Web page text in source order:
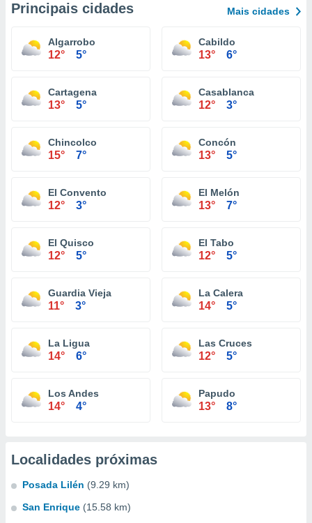
Principais cidades Mais cidades
Algarrobo
12° 5°
Cabildo
13° 6°
Cartagena
13° 5°
Casablanca
12° 3°
Chincolco
15° 7°
Concón
13° 5°
El Convento
12° 3°
El Melón
13° 7°
El Quisco
12° 5°
El Tabo
12° 5°
Guardia Vieja
11° 3°
La Calera
14° 5°
La Ligua
14° 6°
Las Cruces
12° 5°
Los Andes
14° 4°
Papudo
13° 8°
Localidades próximas
Posada Lilén (9.29 km)
San Enrique (15.58 km)